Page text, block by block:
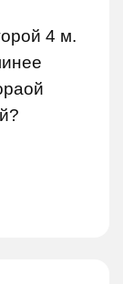
4 м.